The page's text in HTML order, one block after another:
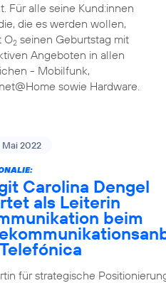
Für alle seine Kund:innen
die es werden wollen,
O2seinen Geburtstag mit
Angeboten in allen
- Mobilfunk,
sowie Hardware.
Mai 2022
Carolina Dengel
als Leiterin
beim
Telefónica
für strategische